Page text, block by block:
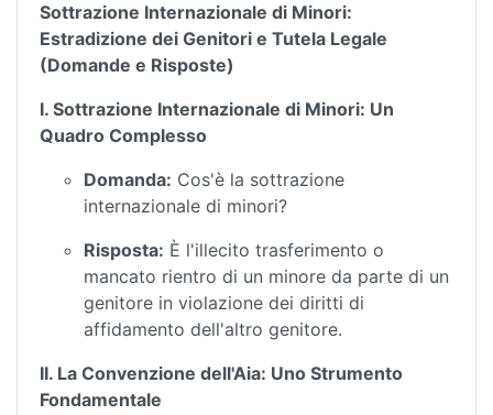
Sottrazione Internazionale di Minori:
Estradizione dei Genitori e Tutela Legale
(Domande e Risposte)
I. Sottrazione Internazionale di Minori: Un
Quadro Complesso
Domanda: Cos'è la sottrazione
internazionale di minori?
Risposta: È l'illecito trasferimento o
mancato rientro di un minore da parte di un
genitore in violazione dei diritti di
affidamento dell'altro genitore.
II. La Convenzione dell'Aia: Uno Strumento
Fondamentale